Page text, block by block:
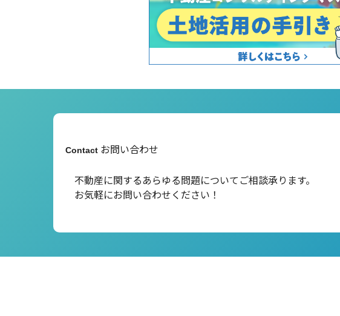
Contact お問い合わせ
不動産に関するあらゆる問題についてご相談承ります。
お気軽にお問い合わせください！